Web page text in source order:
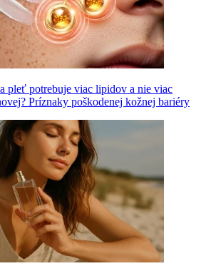
pleť potrebuje viac lipidov a nie viac
Príznaky poškodenej kožnej bariéry